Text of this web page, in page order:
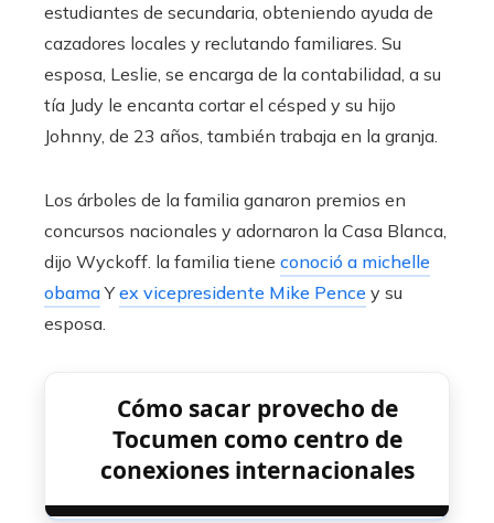
estudiantes de secundaria, obteniendo ayuda de
cazadores locales y reclutando familiares. Su
esposa, Leslie, se encarga de la contabilidad, a su
tía Judy le encanta cortar el césped y su hijo
Johnny, de 23 años, también trabaja en la granja.
Los árboles de la familia ganaron premios en
concursos nacionales y adornaron la Casa Blanca,
dijo Wyckoff. la familia tiene conoció a michelle
obamaYex vicepresidente Mike Pence y su
esposa.
Cómo sacar provecho de
Tocumen como centro de
conexiones internacionales